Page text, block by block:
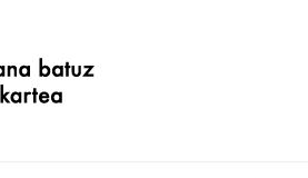
Zabalgana Batuz